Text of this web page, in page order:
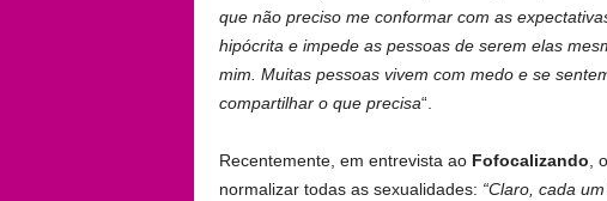
que não preciso me conformar com as
hipócrita e impede as pessoas de serem elas
mim. Muitas pessoas vivem com medo e se
compartilhar o que precisa“.
Recentemente, em entrevista ao Fofocalizando,
normalizar todas as sexualidades: “Claro, cada